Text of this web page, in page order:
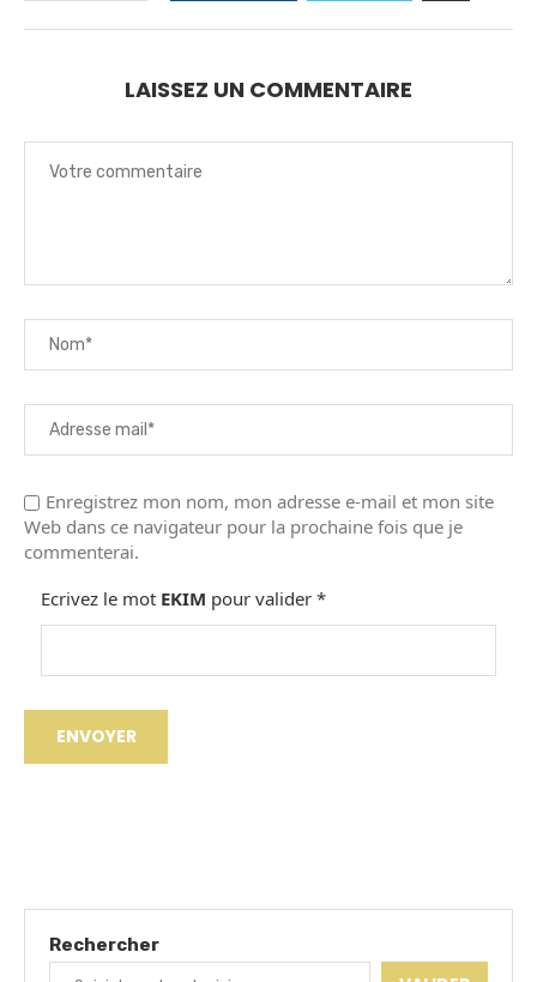
LAISSEZ UN COMMENTAIRE
Enregistrez mon nom, mon adresse e-mail et mon site
Web dans ce navigateur pour la prochaine fois que je
commenterai.
Ecrivez le mot EKIM pour valider *
Rechercher